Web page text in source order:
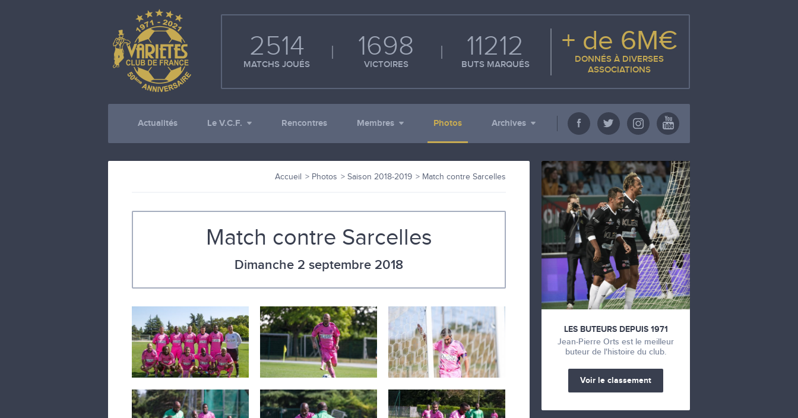
2514
MATCHS JOUÉS
1698
VICTOIRES
11212
BUTS MARQUÉS
+ de 6M€
DONNÉS À DIVERSES
ASSOCIATIONS
Actualités Le V.C.F. Rencontres Membres Photos Archives
Accueil Photos Saison 2018-2019 Match contre Sarcelles
Match contre Sarcelles
Dimanche 2 septembre 2018
LES BUTEURS DEPUIS 1971
Jean-Pierre Orts est le meilleur
buteur de l'histoire du club.
Voir le classement